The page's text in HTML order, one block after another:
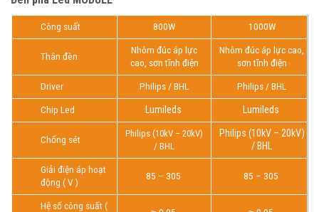
Công suất 800W 1000W
Thân đèn
Nhôm đúc áp lực
cao, sơn tĩnh điện
Nhôm đúc áp lực cao,
sơn tĩnh điện
Driver Philips / BHL Philips / BHL
Chip Led Lumileds Lumileds
Chống sét
Philips (10kV – 20kV)
/ BHL
Philips (10kV – 20kV)
/ BHL
Giải điện áp hoạt
động ( V )
85 – 305 85 – 305
Hệ số công suất (